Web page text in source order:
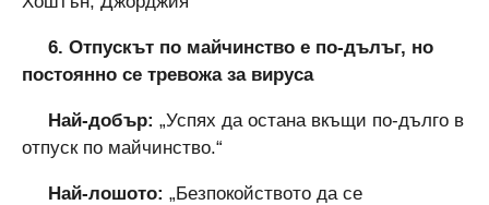
6. Отпускът по майчинство е по-дълъг, но
постоянно се тревожа за вируса
Най-добър: „Успях да остана вкъщи по-дълго в
отпуск по майчинство.“
Най-лошото: „Безпокойството да се